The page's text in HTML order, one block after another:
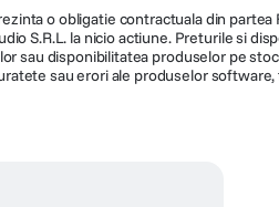
o obligatie contractuala din
S.R.L. la nicio actiune. Preturile si
disponibilitatea produselor pe
sau erori ale produselor software,